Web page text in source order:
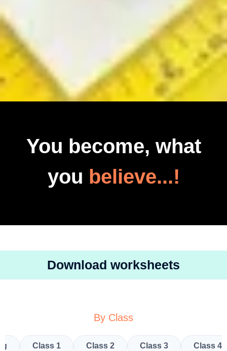
You become, what
you believe...!
Download worksheets
By Class
Class 1 Class 2 Class 3 Class 4